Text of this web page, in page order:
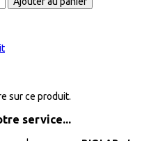
sur ce produit.
service...